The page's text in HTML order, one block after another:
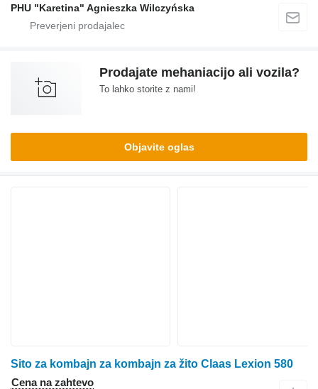
PHU "Karetina" Agnieszka Wilczyńska
Prodajate mehaniacijo ali vozila?
To lahko storite z nami!
Objavite oglas
Sito za kombajn za kombajn za žito Claas Lexion 580
Cena na zahtevo